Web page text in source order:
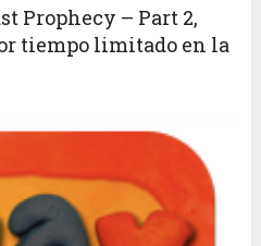
Prophecy – Part 2,
tiempo limitado en la